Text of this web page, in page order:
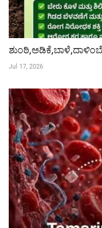
Jul 17, 2026